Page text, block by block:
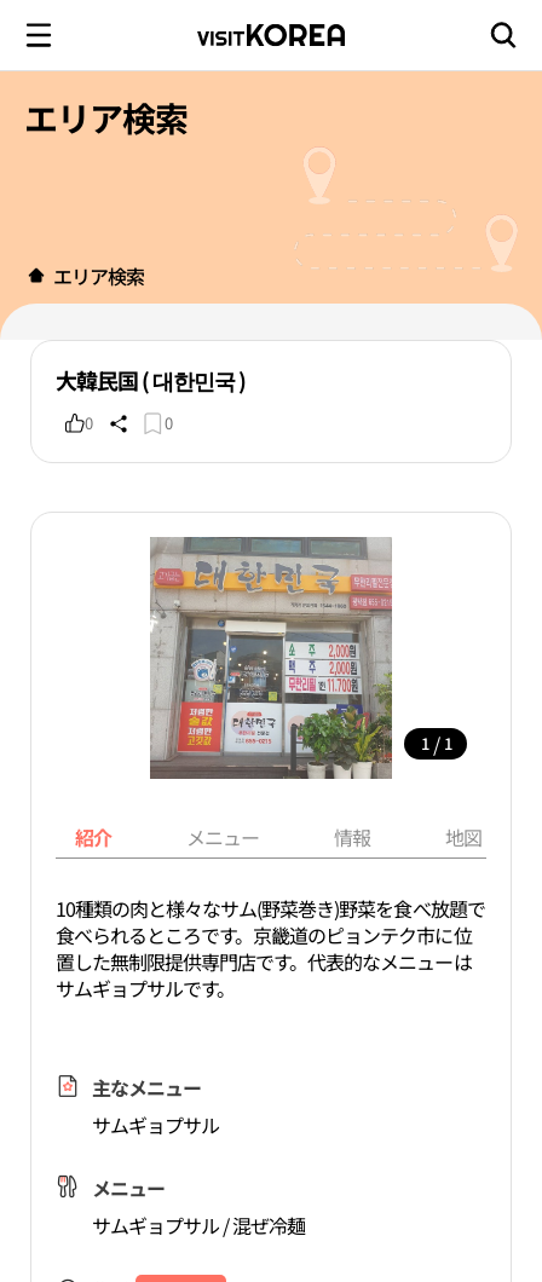
エリア検索
エリア検索
大韓民国 ( 대한민국 )
0 0
1 / 1
紹介 メニュー 情報 地図
10種類の肉と様々なサム(野菜巻き)野菜を食べ放題で
食べられるところです。京畿道のピョンテク市に位
置した無制限提供専門店です。代表的なメニューは
サムギョプサルです。
主なメニュー
サムギョプサル
メニュー
サムギョプサル / 混ぜ冷麺